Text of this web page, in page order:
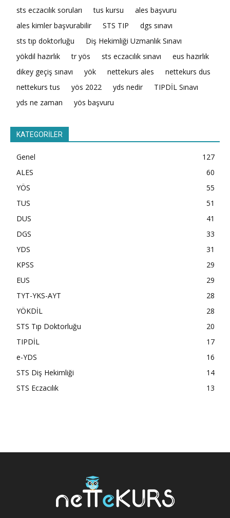
sts eczacılık soruları
tus kursu
ales başvuru
ales kimler başvurabilir
STS TIP
dgs sınavı
sts tıp doktorluğu
Diş Hekimliği Uzmanlık Sınavı
yökdil hazırlık
tr yös sts eczacılık sınavı
eus hazırlık
dikey geçiş sınavı
yök nettekurs ales
nettekurs dus
nettekurs tus
yös 2022 yds nedir
TIPDİL Sınavı
yds ne zaman
yös başvuru
KATEGORİLER
Genel
127
ALES
60
YÖS
55
TUS
51
DUS
41
DGS
33
YDS
31
KPSS
29
EUS
29
TYT-YKS-AYT
28
YÖKDİL
28
STS Tıp Doktorluğu
20
TIPDİL
17
e-YDS
16
STS Diş Hekimliği
14
STS Eczacılık
13